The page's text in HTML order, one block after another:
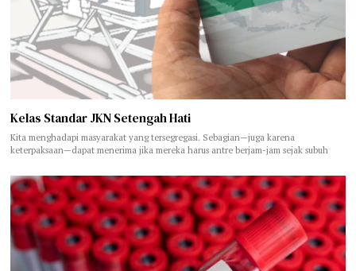
Kelas Standar JKN Setengah Hati
Kita menghadapi masyarakat yang tersegregasi. Sebagian—juga karena
keterpaksaan—dapat menerima jika mereka harus antre berjam-jam sejak subuh